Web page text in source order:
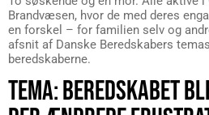
Brandvæsen, hvor de med deres
en forskel – for familien selv og
afsnit af Danske Beredskabers
beredskaberne.
TEMA: BEREDSKABET